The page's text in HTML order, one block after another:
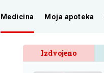
Medicina Moja apoteka
Izdvojeno